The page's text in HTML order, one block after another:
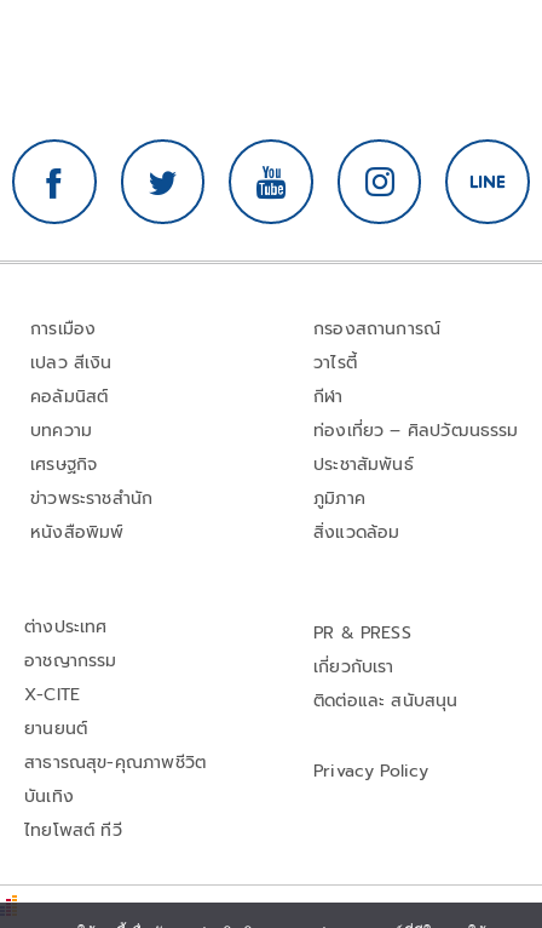
การเมือง
เปลว สีเงิน
คอลัมนิสต์
บทความ
เศรษฐกิจ
ข่าวพระราชสำนัก
หนังสือพิมพ์
กรองสถานการณ์
วาไรตี้
กีฬา
ท่องเที่ยว – ศิลปวัฒนธรรม
ประชาสัมพันธ์
ภูมิภาค
สิ่งแวดล้อม
ต่างประเทศ
อาชญากรรม
X-CITE
ยานยนต์
สาธารณสุข-คุณภาพชีวิต
บันเทิง
ไทยโพสต์ ทีวี
PR & PRESS
เกี่ยวกับเรา
ติดต่อและ สนับสนุน
Privacy Policy